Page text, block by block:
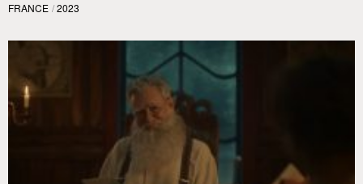
FRANCE / 2023